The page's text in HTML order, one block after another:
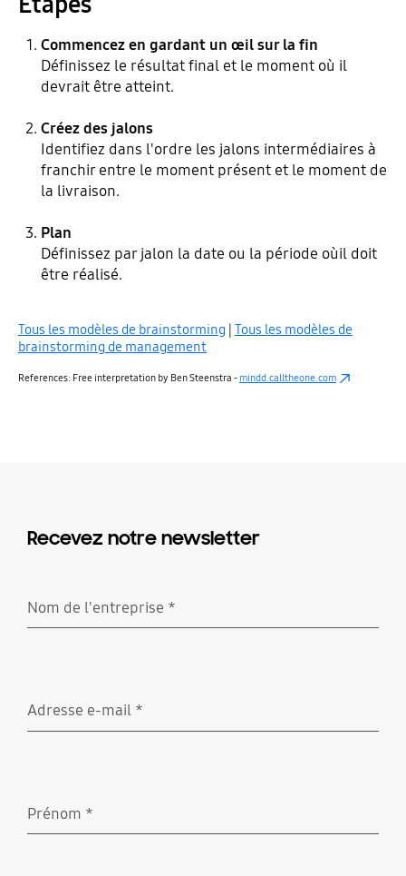
Commencez en gardant un œil sur la fin
Définissez le résultat final et le moment où il
devrait être atteint.
Créez des jalons
Identifiez dans l'ordre les jalons intermédiaires à
franchir entre le moment présent et le moment de
la livraison.
Plan
Définissez par jalon la date ou la période oùil doit
être réalisé.
Tous les modèles de brainstorming | Tous les modèles de
brainstorming de management
References: Free interpretation by Ben Steenstra - mindd.calltheone.com
Recevez notre newsletter
Nom de l'entreprise *
Adresse e-mail *
Prénom *